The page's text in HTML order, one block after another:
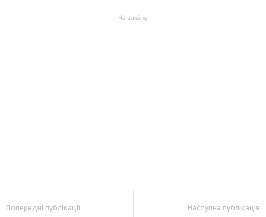
На замітку
Попередні публікації Наступна публікація